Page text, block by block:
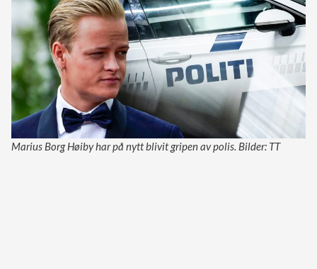
Marius Borg Høiby har på nytt blivit gripen av polis. Bilder: TT